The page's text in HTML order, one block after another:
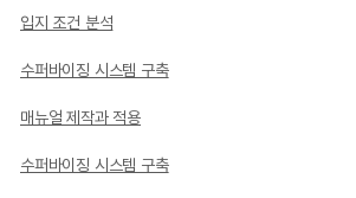
입지 조건 분석
수퍼바이징 시스템 구축
매뉴얼 제작과 적용
수퍼바이징 시스템 구축